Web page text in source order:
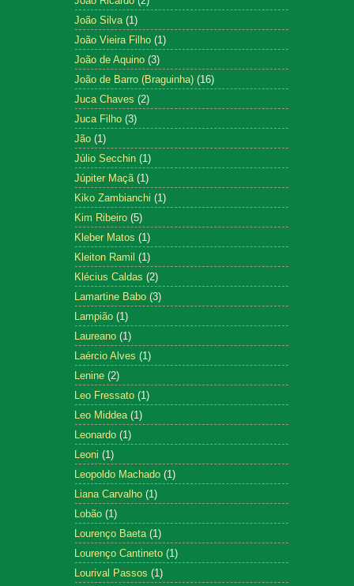
João Silva (1)
João Vieira Filho (1)
João de Aquino (3)
João de Barro (Braguinha) (16)
Juca Chaves (2)
Juca Filho (3)
Jão (1)
Júlio Secchin (1)
Júpiter Maçã (1)
Kiko Zambianchi (1)
Kim Ribeiro (5)
Kleber Matos (1)
Kleiton Ramil (1)
Klécius Caldas (2)
Lamartine Babo (3)
Lampião (1)
Laureano (1)
Laércio Alves (1)
Lenine (2)
Leo Fressato (1)
Leo Middea (1)
Leonardo (1)
Leoni (1)
Leopoldo Machado (1)
Liana Carvalho (1)
Lobão (1)
Lourenço Baeta (1)
Lourenço Cantineto (1)
Lourival Passos (1)